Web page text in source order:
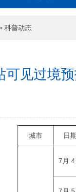
科普动态
可见过境
城市 日期
7月